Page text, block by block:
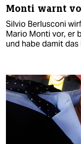
Monti warnt
Silvio Berlusconi
Mario Monti vor, er
und habe damit